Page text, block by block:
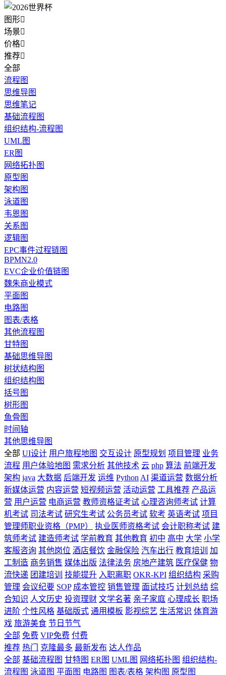
图形
场景
价格
推荐
全部
流程图
思维导图
思维笔记
基础流程图
组织结构-流程图
UML图
ER图
网络拓扑图
原型图
架构图
泳道图
韦恩图
关系图
逻辑图
EPC事件过程链图
BPMN2.0
EVC企业价值链图
魏朱商业模式
平面图
电路图
图表/表格
其他流程图
甘特图
基础思维导图
树状结构图
组织结构图
括号图
树形图
鱼骨图
时间轴
其他思维导图
全部 UI设计 用户旅程地图 交互设计 原型规划 项目管理 业务
流程 用户体验地图 需求分析 其他技术 云 php 算法 前端开发
架构 java 大数据 后端开发 运维 Python AI 渠道运营 数据分析
新媒体运营 内容运营 短视频运营 活动运营 工具推荐 产品运
营 用户运营 电商运营 教师资格证考试 心理咨询师考试 计算
机考试 司法考试 研究生考试 公务员考试 软考 英语考试 项目
管理师职业资格（PMP）
执业医师资格考试 会计职称考试 建
筑师考试 建造师考试 学前教育 其他教育 初中 高中 大学 小学
客服咨询 其他岗位 酒店餐饮 金融保险 汽车出行 教育培训
加
工制造 商务销售 媒体出版 法律法务 房地产建筑 医疗保健 物
流快递 团建培训 技能提升 入职离职 OKR-KPI 组织结构 采购
管理 会议纪要 SOP 成本管控 销售管理 面试技巧 计划总结 综
合知识 人文历史 投资理财 文学名著 亲子家庭 心理成长 职场
进阶 个性风格 基础版式 通用模板 影视综艺 生活常识 体育游
戏 旅游美食 节日节气
全部 免费 VIP免费 付费
推荐 热门 克隆最多 最新发布 达人作品
全部 基础流程图 甘特图 ER图 UML图 网络拓扑图 组织结构-
流程图 泳道图 平面图 电路图 图表/表格 架构图 原型图